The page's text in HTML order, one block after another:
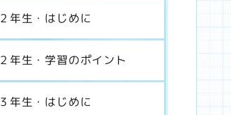
２年生・はじめに
２年生・学習のポイント
３年生・はじめに